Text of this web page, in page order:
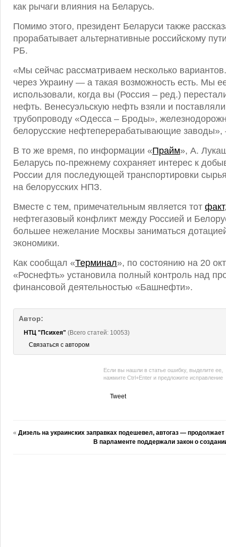
как рычаги влияния на Беларусь.
Помимо этого, президент Беларуси также
прорабатывает альтернативные российскому
РБ.
«Мы сейчас рассматриваем несколько
через Украину — а такая возможность есть. Мы
использовали, когда вы (Россия – ред.)
нефть. Венесуэльскую нефть взяли и
трубопроводу «Одесса – Броды»,
белорусские нефтеперерабатывающие
В то же время, по информации «Прайм», А.
Беларусь по-прежнему сохраняет интерес к
России для последующей транспортировки
на белорусских НПЗ.
Вместе с тем, примечательным является тот факт
нефтегазовый конфликт между Россией и
большее нежелание Москвы заниматься
экономики.
Как сообщал «Терминал», по состоянию на 20
«Роснефть» установила полный контроль над
финансовой деятельностью «Башнефти».
Автор:
НТЦ "Психея" (Всего статей: 10053)
Связаться с автором
Если вы нашли в статье ошибку, выделите ее,
нажмите Ctrl+Enter и предложите исправление
Tweet
« Дизель на украинских заправках подешевел, автогаз —
В парламенте поддержали закон о